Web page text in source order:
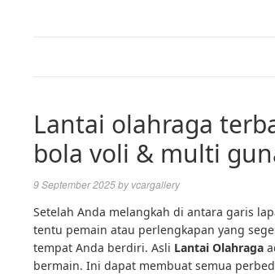
Lantai olahraga
bola voli & multi
9 September 2025by vcargallery
Setelah Anda melangkah di antara garis
tentu pemain atau perlengkapan yang
tempat Anda berdiri. Asli Lantai Olahraga
bermain. Ini dapat membuat semua